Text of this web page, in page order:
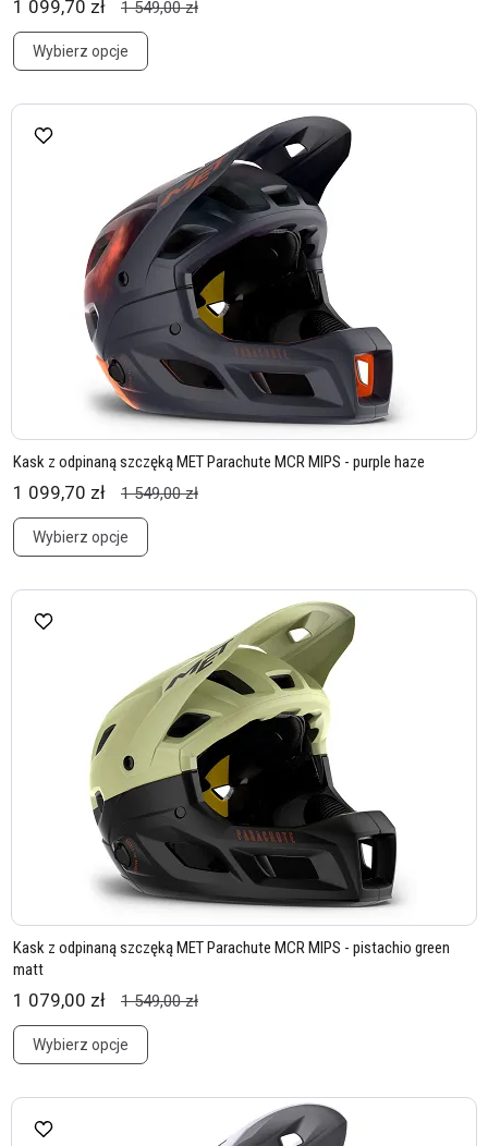
1 099,70 zł 1 549,00 zł
Wybierz opcje
Kask z odpinaną szczęką MET Parachute MCR MIPS - purple haze
1 099,70 zł 1 549,00 zł
Wybierz opcje
Kask z odpinaną szczęką MET Parachute MCR MIPS - pistachio green
matt
1 079,00 zł 1 549,00 zł
Wybierz opcje